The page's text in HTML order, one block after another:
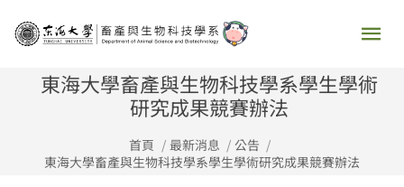
主
要
單
東海大學畜產與生物科技學系學生學術
研究成果競賽辦法
首頁 最新消息
公告
東海大學畜產與生物科技學系學生學術研究成果競賽辦法